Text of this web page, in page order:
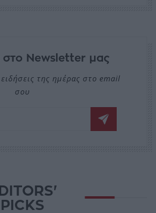
στο Newsletter μας
της ημέρας στο email
σου
PICKS